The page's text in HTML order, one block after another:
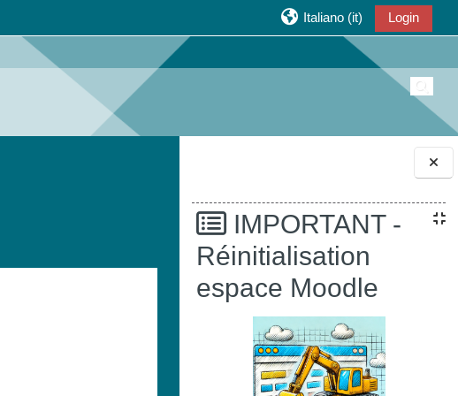
BlocchiIMPORTANT -
Réinitialisation
espace Moodle
Italiano ‎(it)‎ Login